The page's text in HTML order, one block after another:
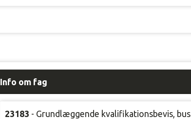
Info om fag
23183 - Grundlæggende kvalifikationsbevis, bus